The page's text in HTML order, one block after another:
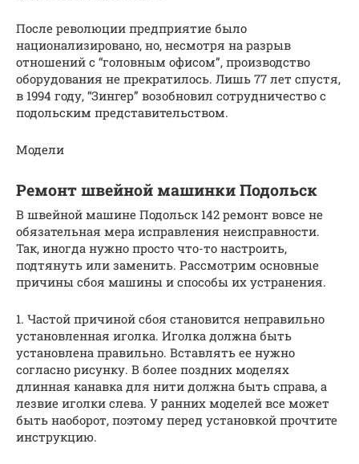
После революции предприятие было
национализировано, но, несмотря на разрыв
отношений с “головным офисом”, производство
оборудования не прекратилось. Лишь 77 лет спустя,
в 1994 году, “Зингер” возобновил сотрудничество с
подольским представительством.
Модели
Ремонт швейной машинки Подольск
В швейной машине Подольск 142 ремонт вовсе не
обязательная мера исправления неисправности.
Так, иногда нужно просто что-то настроить,
подтянуть или заменить. Рассмотрим основные
причины сбоя машины и способы их устранения.
1. Частой причиной сбоя становится неправильно
установленная иголка. Иголка должна быть
установлена правильно. Вставлять ее нужно
согласно рисунку. В более поздних моделях
длинная канавка для нити должна быть справа, а
лезвие иголки слева. У ранних моделей все может
быть наоборот, поэтому перед установкой прочтите
инструкцию.